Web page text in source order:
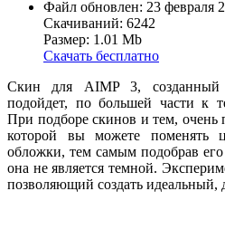
Файл обновлен: 23 февраля
Скачиваний: 6242
Размер: 1.01 Mb
Скачать бесплатно
Скин для AIMP 3, созданный
подойдет, по большей части к
При подборе скинов и тем, очень
которой вы можете поменять
обложки, тем самым подобрав
она не является темной.
позволяющий создать идеальный,